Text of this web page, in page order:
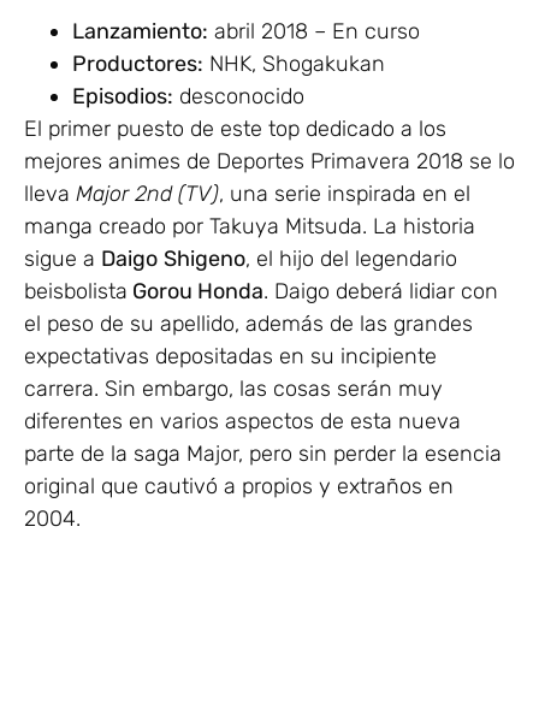
Lanzamiento: abril 2018 – En curso
Productores: NHK, Shogakukan
Episodios: desconocido
El primer puesto de este top dedicado a los
mejores animes de Deportes Primavera 2018 se lo
lleva Major 2nd (TV), una serie inspirada en el
manga creado por Takuya Mitsuda. La historia
sigue a Daigo Shigeno, el hijo del legendario
beisbolista Gorou Honda. Daigo deberá lidiar con
el peso de su apellido, además de las grandes
expectativas depositadas en su incipiente
carrera. Sin embargo, las cosas serán muy
diferentes en varios aspectos de esta nueva
parte de la saga Major, pero sin perder la esencia
original que cautivó a propios y extraños en
2004.